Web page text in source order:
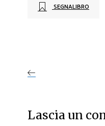
SEGNALIBRO
Lascia un